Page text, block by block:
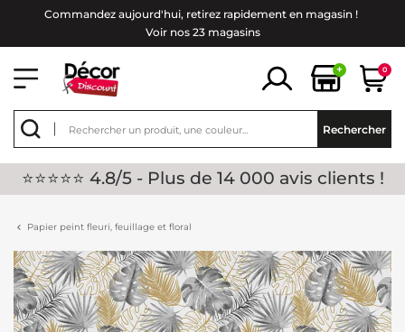
Commandez aujourd'hui, retirez rapidement en magasin !
Voir nos 23 magasins
+ 0
Rechercher
⭐⭐⭐⭐⭐ 4.8/5 - Plus de 14 000 avis clients !
Papier peint fleuri, feuillage et floral